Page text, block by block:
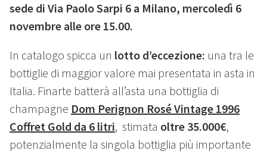
sede di Via Paolo Sarpi 6 a Milano, mercoledì 6
novembre alle ore 15.00.
In catalogo spicca un lotto d’eccezione: una tra le
bottiglie di maggior valore mai presentata in asta in
Italia. Finarte batterà all’asta una bottiglia di
champagne Dom Perignon Rosé Vintage 1996
Coffret Gold da 6 litri, stimata oltre 35.000€,
potenzialmente la singola bottiglia più importante